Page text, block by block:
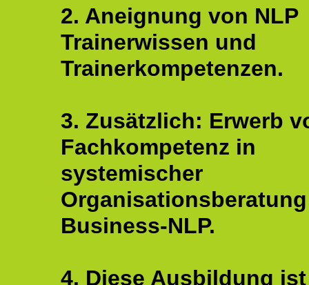
2. Aneignung von NLP
Trainerwissen und
Trainerkompetenzen.
3. Zusätzlich: Erwerb
Fachkompetenz in
systemischer
Business-NLP.
4. Diese Ausbildung